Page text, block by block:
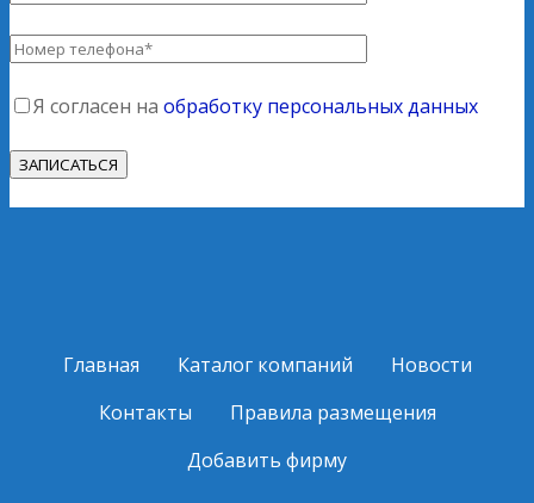
Я согласен на обработку персональных данных
Главная Каталог компаний
Новости
Контакты
Правила размещения
Добавить фирму